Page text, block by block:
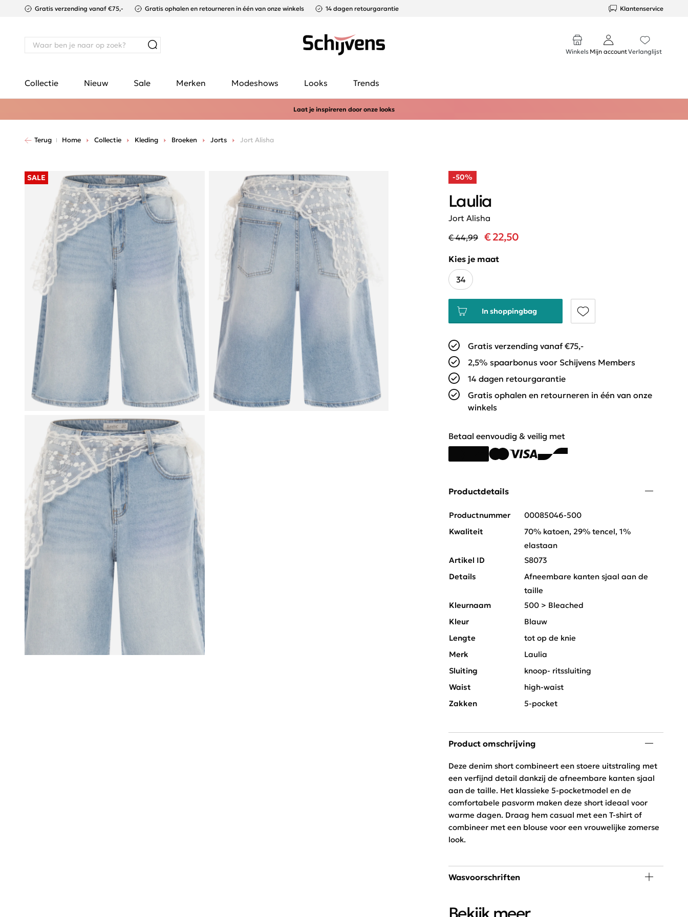
Gratis verzending vanaf €75,- Gratis ophalen en retourneren in één van onze winkels 14 dagen retourgarantie Klantenservice
Winkels Mijn accountVerlanglijst
Collectie Nieuw Sale Merken Modeshows Looks Trends
Laat je inspireren door onze looks
Terug Home Collectie Kleding Broeken Jorts Jort Alisha
SALE -50%
Jort Alisha
Laulia
€ 44,99 € 22,50
Kies je maat
34
In shoppingbag
Gratis verzending vanaf €75,-
2,5% spaarbonus voor Schijvens Members
14 dagen retourgarantie
Gratis ophalen en retourneren in één van onze
winkels
Betaal eenvoudig & veilig met
Productdetails
Productnummer
00085046-500
Kwaliteit
70% katoen, 29% tencel, 1%
elastaan
Artikel ID
S8073
Details
Afneembare kanten sjaal aan de
taille
Kleurnaam
500 > Bleached
Kleur
Blauw
Lengte
tot op de knie
Merk
Laulia
Sluiting
knoop- ritssluiting
Waist
high-waist
Zakken
5-pocket
Product omschrijving
Deze denim short combineert een stoere uitstraling met
een verfijnd detail dankzij de afneembare kanten sjaal
aan de taille. Het klassieke 5-pocketmodel en de
comfortabele pasvorm maken deze short ideaal voor
warme dagen. Draag hem casual met een T-shirt of
combineer met een blouse voor een vrouwelijke zomerse
look.
Wasvoorschriften